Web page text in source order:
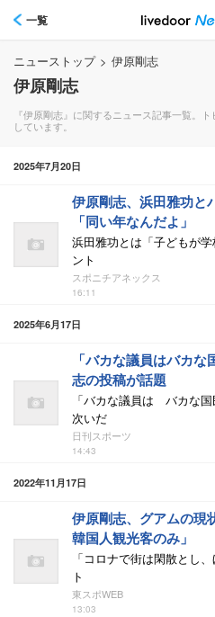
一覧
ニューストップ > 伊原剛志
伊原剛志
『伊原剛志』に関するニュース記事一覧。
しています。
2025年7月20日
伊原剛志、浜田雅功と
「同い年なんだよ」
浜田雅功とは「子どもが
ント
スポニチアネックス
16:11
2025年6月17日
「バカな議員はバカ
志の投稿が話題
「バカな議員は バカな
次いだ
日刊スポーツ
14:43
2022年11月17日
伊原剛志、グアムの現
韓国人観光客のみ」
「コロナで街は閑散とし
ト
東スポWEB
13:03